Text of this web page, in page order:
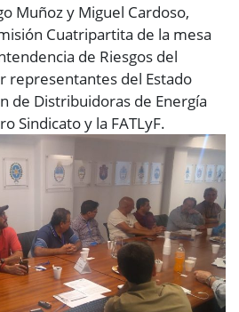
Muñoz y Miguel Cardoso,
Cuatripartita de la mesa
de Riesgos del
representantes del Estado
de Distribuidoras de Energía
Sindicato y la FATLyF.